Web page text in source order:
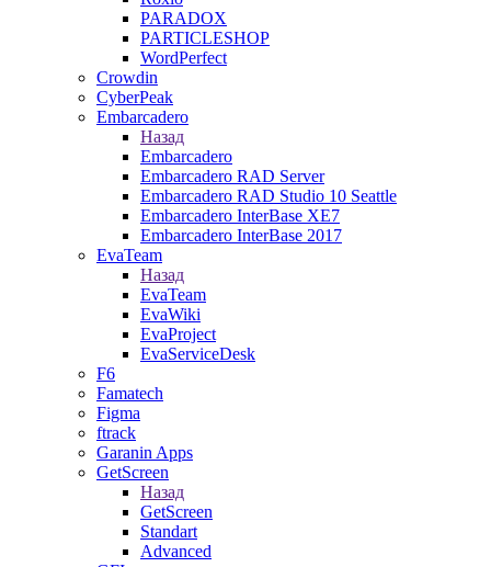
PARADOX
PARTICLESHOP
WordPerfect
Crowdin
CyberPeak
Embarcadero
Назад
Embarcadero
Embarcadero RAD Server
Embarcadero RAD Studio 10 Seattle
Embarcadero InterBase XE7
Embarcadero InterBase 2017
EvaTeam
Назад
EvaTeam
EvaWiki
EvaProject
EvaServiceDesk
F6
Famatech
Figma
ftrack
Garanin Apps
GetScreen
Назад
GetScreen
Standart
Advanced